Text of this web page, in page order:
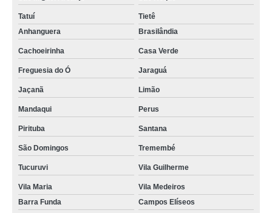
Tatuí
Tietê
Anhanguera
Brasilândia
Cachoeirinha Casa Verde
Freguesia do Ó Jaraguá
Jaçanã Limão
Mandaqui Perus
Pirituba Santana
São Domingos Tremembé
Tucuruvi Vila Guilherme
Vila Maria
Vila Medeiros
Barra Funda
Campos Elíseos